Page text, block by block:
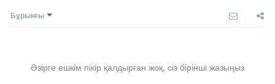
Бұрынғы
Әзірге ешкім пікір қалдырған жоқ, сіз бірінші жазыңыз